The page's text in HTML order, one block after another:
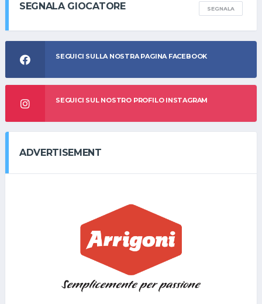
SEGNALA GIOCATORE SEGNALA
SEGUICI SULLA NOSTRA PAGINA FACEBOOK
SEGUICI SUL NOSTRO PROFILO INSTAGRAM
ADVERTISEMENT